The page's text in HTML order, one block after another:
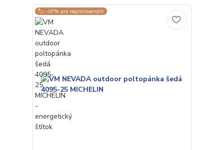
🏷️ -10% pre registrovaných